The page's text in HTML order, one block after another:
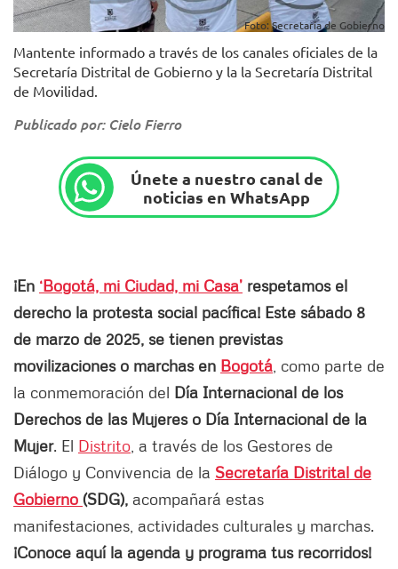
Foto: Secretaría de Gobierno
Mantente informado a través de los canales oficiales de la
Secretaría Distrital de Gobierno y la la Secretaría Distrital
de Movilidad.
Publicado por: Cielo Fierro
Únete a nuestro canal de
noticias en WhatsApp
¡En ‘Bogotá, mi Ciudad, mi Casa’ respetamos el
derecho la protesta social pacífica! Este sábado 8
de marzo de 2025, se tienen previstas
movilizaciones o marchas en Bogotá , como parte de
la conmemoración del Día Internacional de los
Derechos de las Mujeres o Día Internacional de la
Mujer. El Distrito , a través de los Gestores de
Diálogo y Convivencia de la Secretaría Distrital de
Gobierno (SDG), acompañará estas
manifestaciones, actividades culturales y marchas.
¡Conoce aquí la agenda y programa tus recorridos!